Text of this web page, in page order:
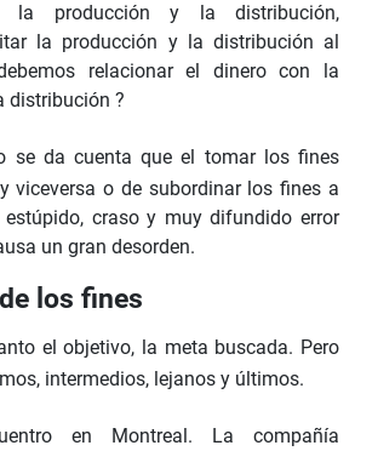
la producción y la distribución,
la producción y la distribución al
relacionar el dinero con la
distribución ?
se da cuenta que el tomar los fines
viceversa o de subordinar los fines a
craso y muy difundido error
un gran desorden.
los fines
el objetivo, la meta buscada. Pero
intermedios, lejanos y últimos.
en Montreal. La compañía